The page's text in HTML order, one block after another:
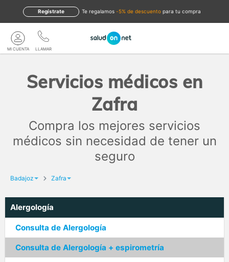
te regalamos -5% de descuento para tu compra
Regístrate
LLAMAR
MI CUENTA
Servicios médicos en
Zafra
Compra los mejores servicios
médicos sin necesidad de tener un
seguro
Badajoz Zafra
Alergología
Consulta de Alergología
Consulta de Alergología + espirometría